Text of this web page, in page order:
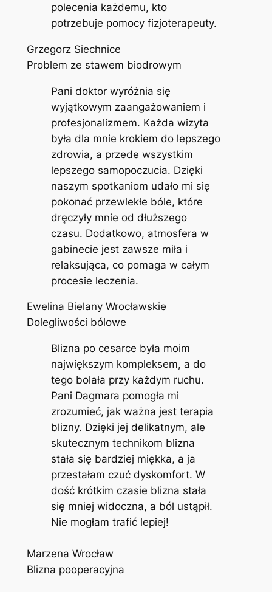
polecenia każdemu, kto
potrzebuje pomocy fizjoterapeuty.
Grzegorz Siechnice
Problem ze stawem biodrowym
Pani doktor wyróżnia się
wyjątkowym zaangażowaniem i
profesjonalizmem. Każda wizyta
była dla mnie krokiem do lepszego
zdrowia, a przede wszystkim
lepszego samopoczucia. Dzięki
naszym spotkaniom udało mi się
pokonać przewlekłe bóle, które
dręczyły mnie od dłuższego
czasu. Dodatkowo, atmosfera w
gabinecie jest zawsze miła i
relaksująca, co pomaga w całym
procesie leczenia.
Ewelina Bielany Wrocławskie
Dolegliwości bólowe
Blizna po cesarce była moim
największym kompleksem, a do
tego bolała przy każdym ruchu.
Pani Dagmara pomogła mi
zrozumieć, jak ważna jest terapia
blizny. Dzięki jej delikatnym, ale
skutecznym technikom blizna
stała się bardziej miękka, a ja
przestałam czuć dyskomfort. W
dość krótkim czasie blizna stała
się mniej widoczna, a ból ustąpił.
Nie mogłam trafić lepiej!
Marzena Wrocław
Blizna pooperacyjna